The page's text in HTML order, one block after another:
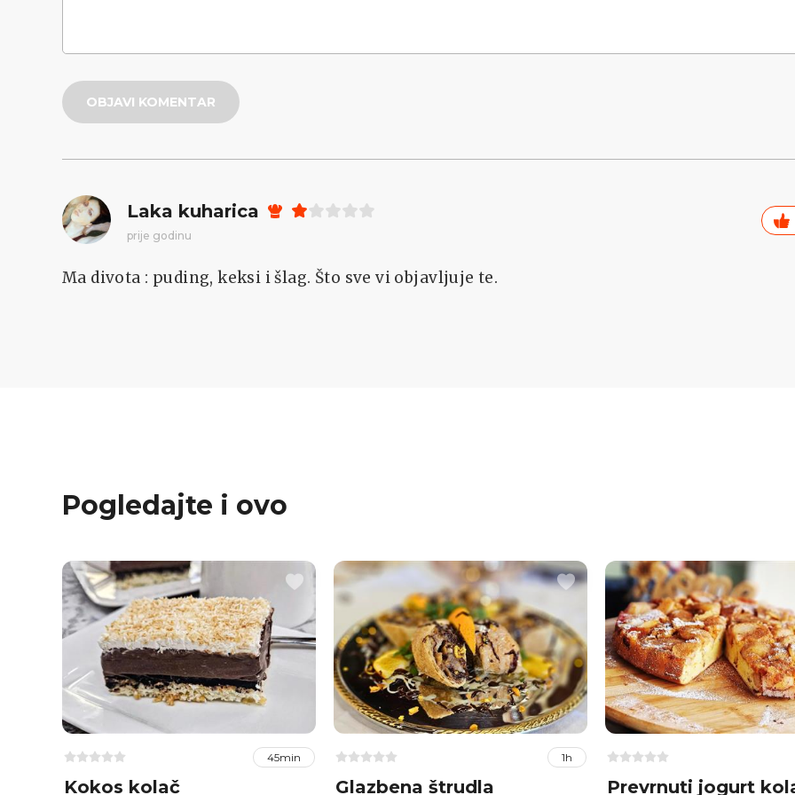
OBJAVI KOMENTAR
Laka kuharica
prije godinu
Ma divota : puding, keksi i šlag. Što sve vi objavljuje te.
Pogledajte i ovo
45min
Kokos kolač
1h
Glazbena štrudla Prevrnuti jogurt